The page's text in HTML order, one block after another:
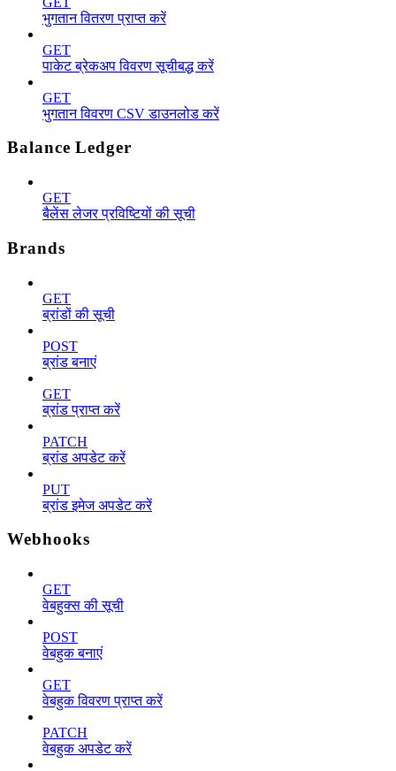
भुगतान वितरण प्राप्त करें
GET
पाकेट ब्रेकअप विवरण सूचीबद्ध करें
GET
भुगतान विवरण CSV डाउनलोड करें
Balance Ledger
GET
बैलेंस लेजर प्रविष्टियों की सूची
Brands
GET
ब्रांडों की सूची
POST
ब्रांड बनाएं
GET
ब्रांड प्राप्त करें
PATCH
ब्रांड अपडेट करें
PUT
ब्रांड इमेज अपडेट करें
Webhooks
GET
वेबहुक्स की सूची
POST
वेबहुक बनाएं
GET
वेबहुक विवरण प्राप्त करें
PATCH
वेबहुक अपडेट करें